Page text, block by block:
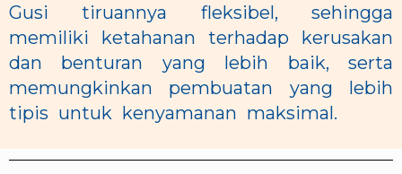
Gusi tiruannya fleksibel, sehingga
memiliki ketahanan terhadap kerusakan
dan benturan yang lebih baik, serta
memungkinkan pembuatan yang lebih
tipis untuk kenyamanan maksimal.